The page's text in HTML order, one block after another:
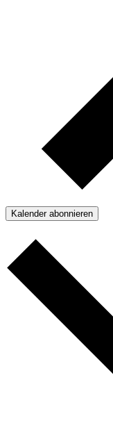
Kalender abonnieren